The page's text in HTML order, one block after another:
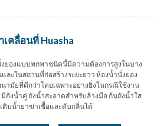
เคลื่อนที่ Huasha
ยองแบบพกพาชนิดนี้มีความต้องการสูงในบาง
ละในสถานที่ก่อสร้างระยะยาว ห้องน้ำนั่งยอง
ามัยที่ดีกว่าโดยเฉพาะอย่างยิ่งในกรณีใช้งาน
มีถังน้ำคู่ ถังน้ำสะอาดสำหรับล้างมือ ก้นถังน้ำใส
ติมน้ำยาฆ่าเชื้อและดับกลิ่นได้